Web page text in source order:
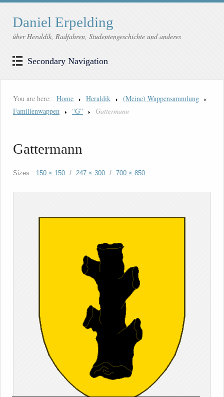
Daniel Erpelding
über Heraldik, Radfahren, Studentengeschichte und anderes
Secondary Navigation
You are here: Home Heraldik
(Meine) Wappensammlung
Familienwappen
“G” Gattermann
Gattermann
Sizes: 150 × 150 / 247 × 300 / 700 × 850